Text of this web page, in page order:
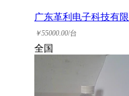
广东革利电子科技有限
公司
￥55000.00/台
全国